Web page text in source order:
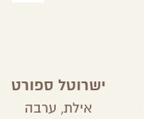
ישרוטל ספורט
קלאבאילת, ערבה